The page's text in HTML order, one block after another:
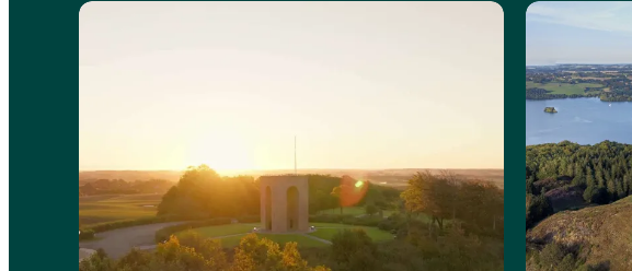
Skanderborg Sø og Ejer Bavnehøj rundt Julsø rundt